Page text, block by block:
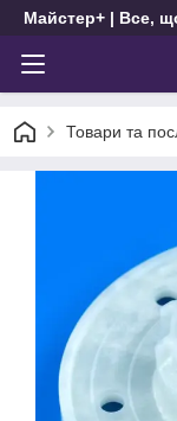
Майстер+ | Все,
Товари та